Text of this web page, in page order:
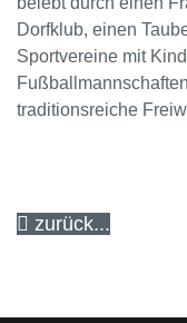
Dorfklub, einen
Sportvereine mit
traditionsreiche
zurück...